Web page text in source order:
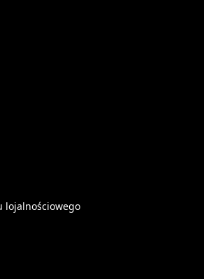
lojalnościowego